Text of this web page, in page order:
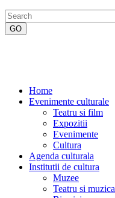
Home
Evenimente culturale
Teatru si film
Expozitii
Evenimente
Cultura
Agenda culturala
Institutii de cultura
Muzee
Teatru si muzica